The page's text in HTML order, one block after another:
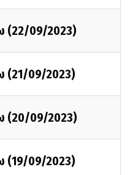
(22/09/2023)
(21/09/2023)
(20/09/2023)
(19/09/2023)